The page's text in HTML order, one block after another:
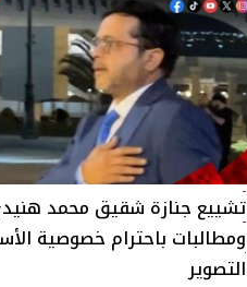
تشييع جنازة شقيق محمد
ومطالبات باحترام خصوصية
التصوير